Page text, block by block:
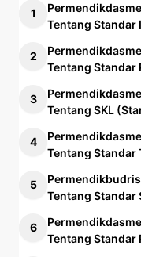
Tentang Standar
Tentang Standar
Tentang SKL
Tentang Standar
Tentang Standar
Tentang Standar